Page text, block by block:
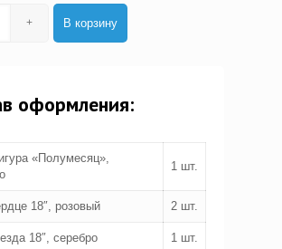
В корзину
оформления:
«Полумесяц»,
1 шт.
18″, розовый 2 шт.
18″, серебро 1 шт.